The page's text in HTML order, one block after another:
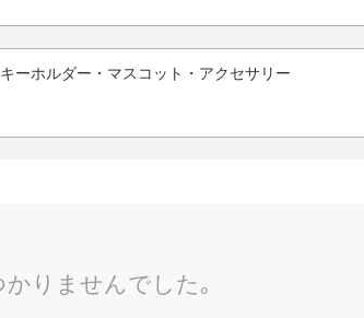
キーホルダー・マスコット・アクセサリー